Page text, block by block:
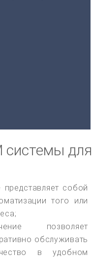
системы для
собой
того или
позволяет
обслуживать
в удобном